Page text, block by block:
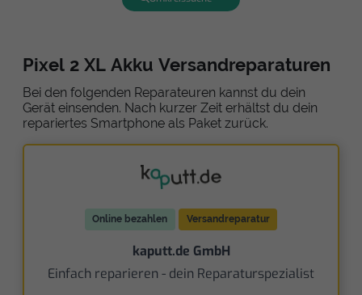
Pixel 2 XL Akku Versandreparaturen
Bei den folgenden Reparateuren kannst du dein
Gerät einsenden. Nach kurzer Zeit erhältst du dein
repariertes Smartphone als Paket zurück.
Online bezahlen Versandreparatur
kaputt.de GmbH
Einfach reparieren - dein Reparaturspezialist